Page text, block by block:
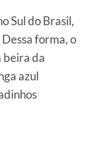
Sul do Brasil,
forma, o
beira da
azul